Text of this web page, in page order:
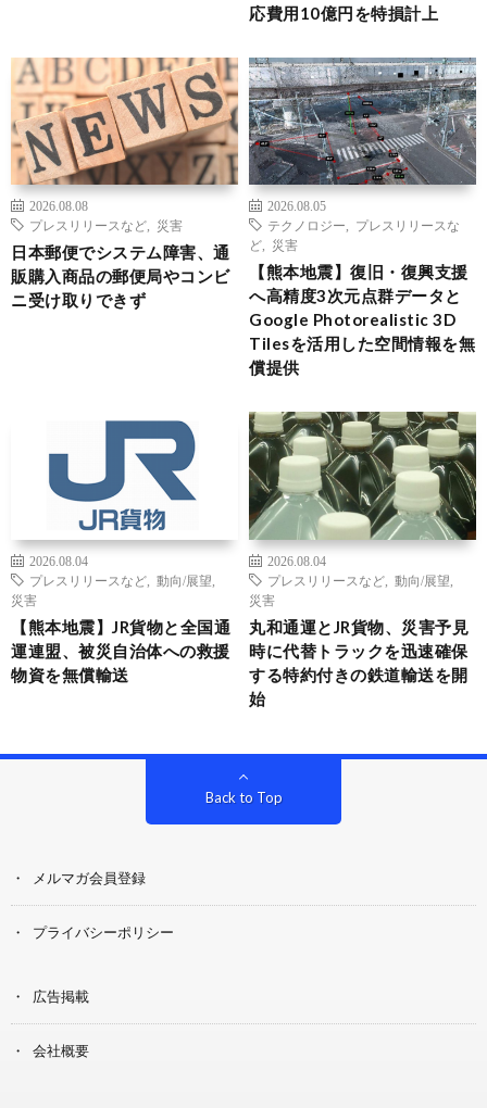
応費用10億円を特損計上
2026.08.08
プレスリリースなど
災害
日本郵便でシステム障害、通
販購入商品の郵便局やコンビ
ニ受け取りできず
2026.08.05
テクノロジー
プレスリリースな
ど
災害
【熊本地震】復旧・復興支援
へ高精度3次元点群データと
Google Photorealistic 3D
Tilesを活用した空間情報を無
償提供
2026.08.04
プレスリリースなど
動向/展望
災害
【熊本地震】JR貨物と全国通
運連盟、被災自治体への救援
物資を無償輸送
2026.08.04
プレスリリースなど
動向/展望
災害
丸和通運とJR貨物、災害予見
時に代替トラックを迅速確保
する特約付きの鉄道輸送を開
始
Back to Top
メルマガ会員登録
プライバシーポリシー
広告掲載
会社概要